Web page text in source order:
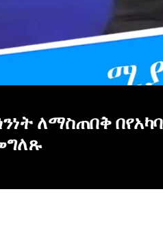
ለማስጠበቅ